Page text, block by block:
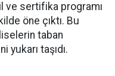
ve sertifika programı
öne çıktı. Bu
taban
yukarı taşıdı.